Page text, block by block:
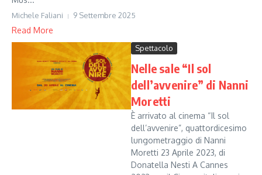
Michele Faliani 9 Settembre 2025
Read More
Spettacolo
Nelle sale “Il sol
dell’avvenire” di Nanni
Moretti
È arrivato al cinema “Il sol
dell’avvenire”, quattordicesimo
lungometraggio di Nanni
Moretti 23 Aprile 2023, di
Donatella Nesti A Cannes